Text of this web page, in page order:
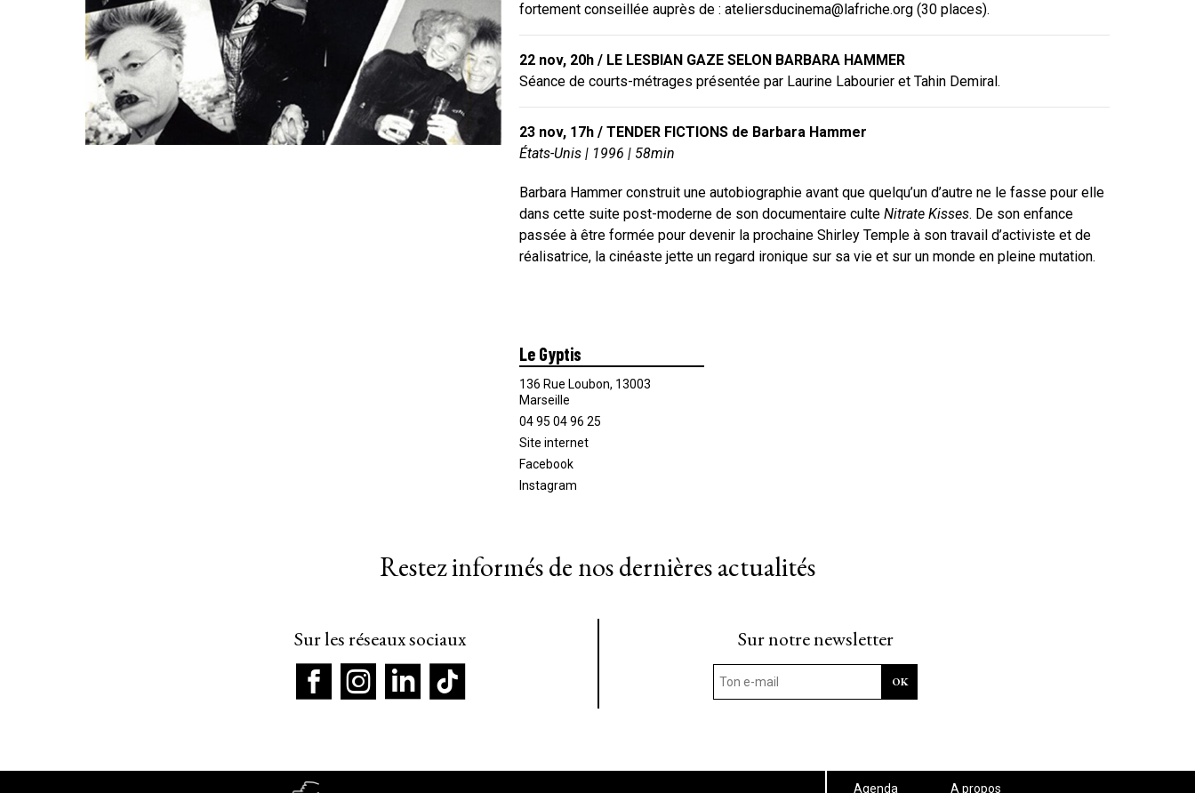
fortement conseillée auprès de : ateliersducinema@lafriche.org (30 places).
22 nov, 20h / LE LESBIAN GAZE SELON BARBARA HAMMER
Séance de courts-métrages présentée par Laurine Labourier et Tahin Demiral.
23 nov, 17h / TENDER FICTIONS de Barbara Hammer
États-Unis | 1996 | 58min
Barbara Hammer construit une autobiographie avant que quelqu’un d’autre ne le fasse pour elle
dans cette suite post-moderne de son documentaire culteNitrate Kisses. De son enfance
passée à être formée pour devenir la prochaine Shirley Temple à son travail d’activiste et de
réalisatrice, la cinéaste jette un regard ironique sur sa vie et sur un monde en pleine mutation.
Le Gyptis
136 Rue Loubon, 13003
Marseille
04 95 04 96 25
Site internet
Facebook
Instagram
Restez informés de nos dernières actualités
Sur les réseaux sociaux Sur notre newsletter
Agenda A propos